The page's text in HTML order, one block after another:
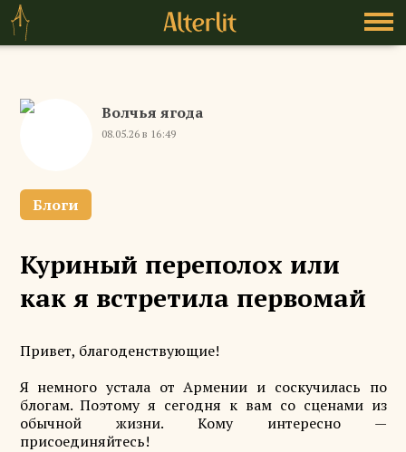
Волчья ягода
08.05.26 в 16:49
Блоги
Куриный переполох или
как я встретила первомай
Привет, благоденствующие!
Я немного устала от Армении и соскучилась по
блогам. Поэтому я сегодня к вам со сценами из
обычной жизни. Кому интересно —
присоединяйтесь!